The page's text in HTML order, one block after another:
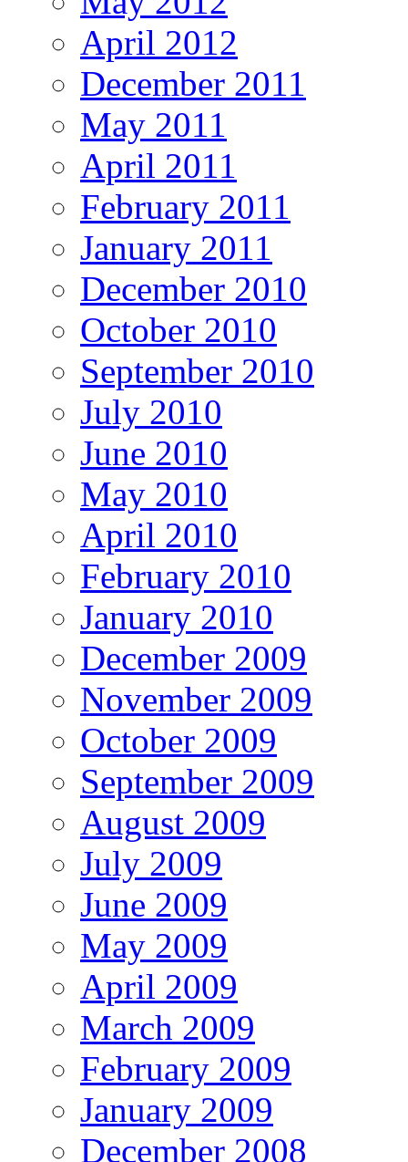
April 2012
December 2011
May 2011
April 2011
February 2011
January 2011
December 2010
October 2010
September 2010
July 2010
June 2010
May 2010
April 2010
February 2010
January 2010
December 2009
November 2009
October 2009
September 2009
August 2009
July 2009
June 2009
May 2009
April 2009
March 2009
February 2009
January 2009
December 2008